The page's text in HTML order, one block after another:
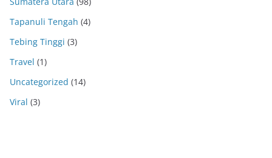
Tapanuli Tengah (4)
Tebing Tinggi (3)
Travel (1)
Uncategorized (14)
Viral (3)